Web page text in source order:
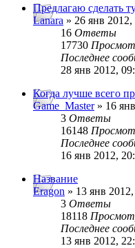
Предлагаю сделать
Lanara » 26 янв
16 Ответы
17730
Последнее
28 янв 2012,
Когда лучше всего
Game_Master» 16
3 Ответы
16148
Последнее
16 янв 2012,
Название
Eragon » 13 янв
3 Ответы
18118
Последнее
13 янв 2012,